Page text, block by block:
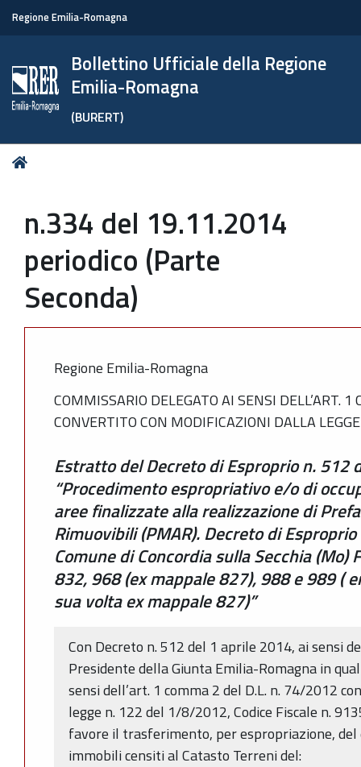
Regione Emilia-Romagna
Bollettino Ufficiale della Regione
Emilia-Romagna
(BURERT)
Tu
n.334 del 19.11.2014
periodico (Parte
Seconda)
Regione Emilia-Romagna
COMMISSARIO DELEGATO AI SENSI DELL’ART.
CONVERTITO CON MODIFICAZIONI DALLA
Estratto del Decreto di Esproprio n. 512
“Procedimento espropriativo e/o di
aree finalizzate alla realizzazione di
Rimuovibili (PMAR). Decreto di
Comune di Concordia sulla Secchia (Mo)
832, 968 (ex mappale 827), 988 e 989 (
sua volta ex mappale 827)”
Con Decreto n. 512 del 1 aprile 2014, ai sensi
Presidente della Giunta Emilia-Romagna in
sensi dell’art. 1 comma 2 del D.L. n. 74/2012
legge n. 122 del 1/8/2012, Codice Fiscale n.
favore il trasferimento, per espropriazione,
immobili censiti al Catasto Terreni del: